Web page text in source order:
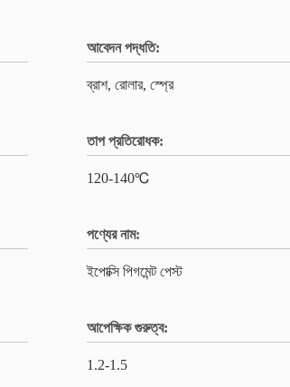
আবেদন পদ্ধতি:
ব্রাশ, রোলার, স্প্রে
তাপ প্রতিরোধক:
120-140℃
পণ্যের নাম:
ইপোক্সি পিগমেন্ট পেস্ট
আপেক্ষিক গুরুত্ব:
1.2-1.5